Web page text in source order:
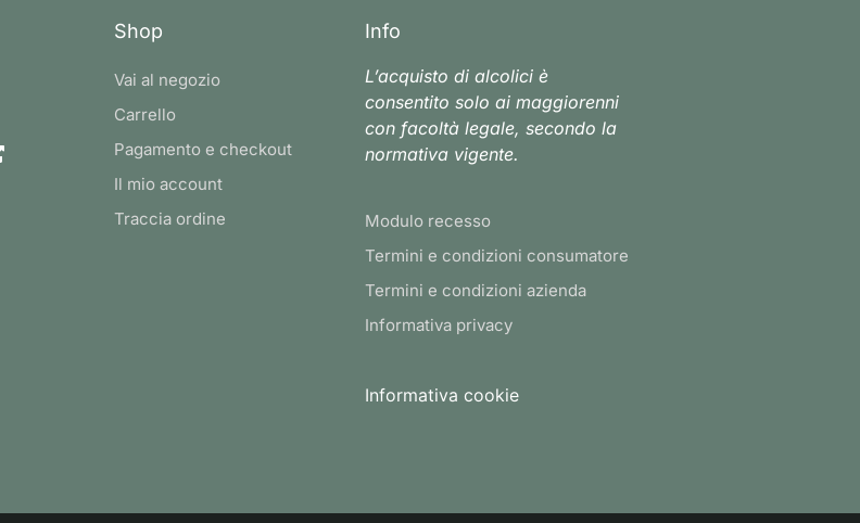
Shop
Vai al negozio
Carrello
Pagamento e checkout
Il mio account
Traccia ordine
Info
L’acquisto di alcolici è
consentito solo ai maggiorenni
con facoltà legale, secondo la
normativa vigente.
Modulo recesso
Termini e condizioni consumatore
Termini e condizioni azienda
Informativa privacy
Informativa cookie